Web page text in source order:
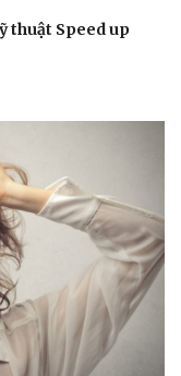
thuật Speed up